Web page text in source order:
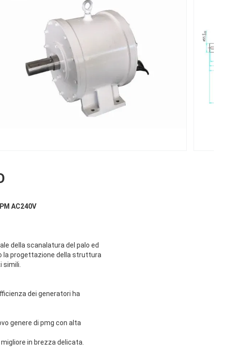
AC240V
della scanalatura del palo ed
la progettazione della struttura
simili.
dei generatori ha
genere di pmg con alta
in brezza delicata.